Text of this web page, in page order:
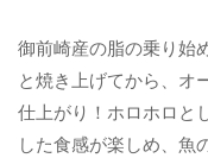
御前崎産の脂の乗り始
と焼き上げてから、オ
仕上がり！ホロホロと
した食感が楽しめ、魚